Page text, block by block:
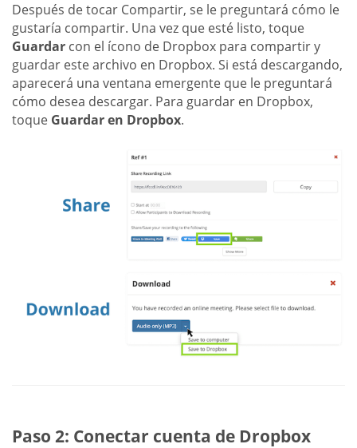
Después de tocar Compartir, se le preguntará cómo le
gustaría compartir. Una vez que esté listo, toque
Guardar con el ícono de Dropbox para compartir y
guardar este archivo en Dropbox. Si está descargando,
aparecerá una ventana emergente que le preguntará
cómo desea descargar. Para guardar en Dropbox,
toque Guardar en Dropbox.
Paso 2: Conectar cuenta de Dropbox